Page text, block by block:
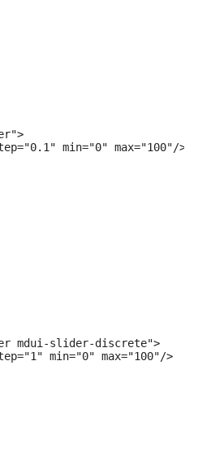
min="0" max="100"/>
mdui-slider-discrete">
min="0" max="100"/>